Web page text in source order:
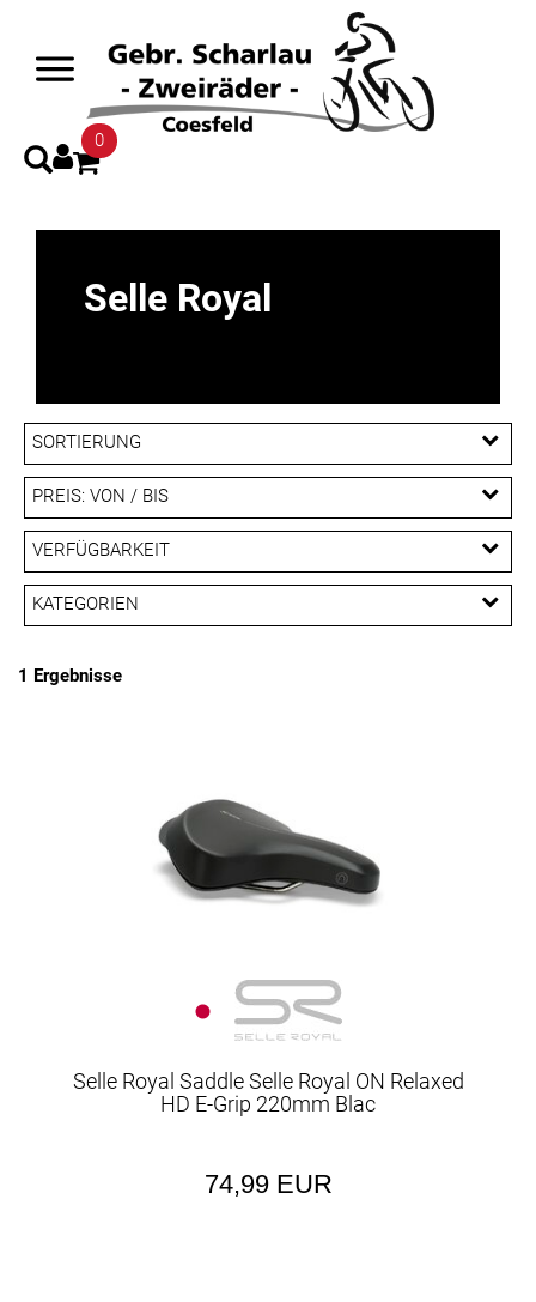
0
Selle Royal
SORTIERUNG
PREIS: VON / BIS
EUR
EUR
PREISFILTER ANWENDEN
VERFÜGBARKEIT
KATEGORIEN
1 Ergebnisse
Selle Royal Saddle Selle Royal ON Relaxed
HD E-Grip 220mm Blac
74,99 EUR